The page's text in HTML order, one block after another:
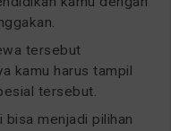
tersebut
kamu harus tampil
tersebut.
menjadi pilihan